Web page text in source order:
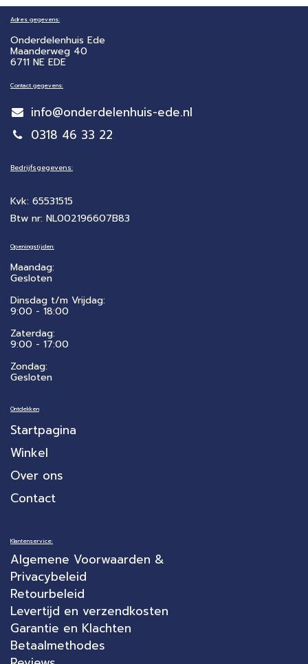
Adres gegevens:
Onderdelenhuis Ede
Maanderweg 40
6711 NE EDE
Contact gegevens:
info@onderdelenhuis-ede.nl
0318 46 33 22
Bedrijfsgegevens:
Kvk: 65531515
Btw nr: NL002196607B83
Openingstijden:
Maandag:
Gesloten
Dinsdag t/m Vrijdag:
9:00 - 18:00
Zaterdag:
​9:00 - 17:00
Zondag:
Gesloten
Ontdekken
Startpagina
Winkel
Over ons
Contact
Klantenservice:
Algemene Voorwaarden &
Privacybeleid
Retourbeleid
Levertijd en verzendkosten
Garantie en Klachten
Betaalmethodes